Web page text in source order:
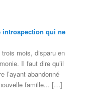
introspection qui ne
mois, disparu en
Il faut dire qu’il
l’ayant abandonné
famille... […]